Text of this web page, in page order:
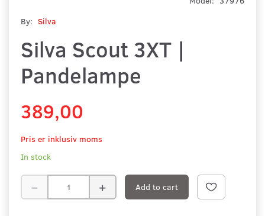
By: Silva
Silva Scout 3XT |
Pandelampe
389,00
Pris er inklusiv moms
In stock
Add to cart